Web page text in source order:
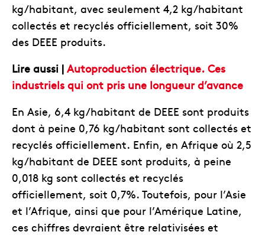
kg/habitant, avec seulement 4,2 kg/habitant
collectés et recyclés officiellement, soit 30%
des DEEE produits.
Lire aussi | Autoproduction électrique. Ces
industriels qui ont pris une longueur d’avance
En Asie, 6,4 kg/habitant de DEEE sont produits
dont à peine 0,76 kg/habitant sont collectés et
recyclés officiellement. Enfin, en Afrique où 2,5
kg/habitant de DEEE sont produits, à peine
0,018 kg sont collectés et recyclés
officiellement, soit 0,7%. Toutefois, pour l’Asie
et l’Afrique, ainsi que pour l’Amérique Latine,
ces chiffres devraient être relativisées et